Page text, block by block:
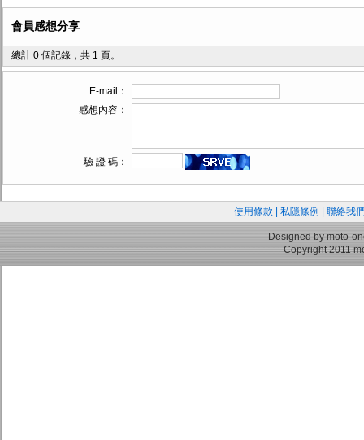
會員感想分享
總計 0 個記錄，共 1 頁。
E-mail：
感想內容：
驗 證 碼：
使用條款 私隱條例 聯絡我
Designed by moto-
Copyright 2011